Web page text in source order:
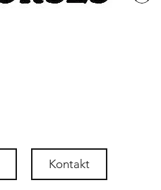
Kontakt